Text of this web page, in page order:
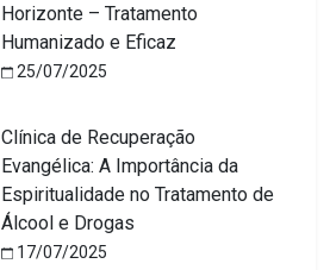
Horizonte – Tratamento
Humanizado e Eficaz
25/07/2025
Clínica de Recuperação
Evangélica: A Importância da
Espiritualidade no Tratamento de
Álcool e Drogas
17/07/2025